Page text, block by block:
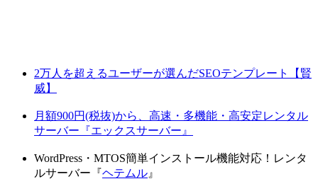
2万人を超えるユーザーが選んだSEOテンプレート【賢
威】
月額900円(税抜)から、高速・多機能・高安定レンタル
サーバー『エックスサーバー』
WordPress・MTOS簡単インストール機能対応！レンタ
ルサーバー『ヘテムル 』